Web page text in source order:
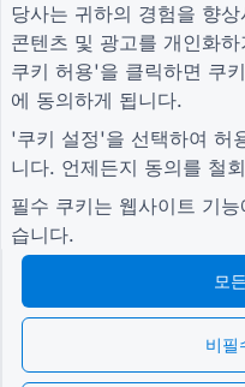
고객 참여 양식
커뮤니티에 가입하세요
도움말 센터
블로그
회사 소
문의하
당사는 귀하의 경험을 향
콘텐츠 및 광고를 개인화
쿠키 허용'을 클릭하면 쿠
에 동의하게 됩니다.
'쿠키 설정'을 선택하여 허
니다. 언제든지 동의를 철
필수 쿠키는 웹사이트 기
습니다.
모
비필